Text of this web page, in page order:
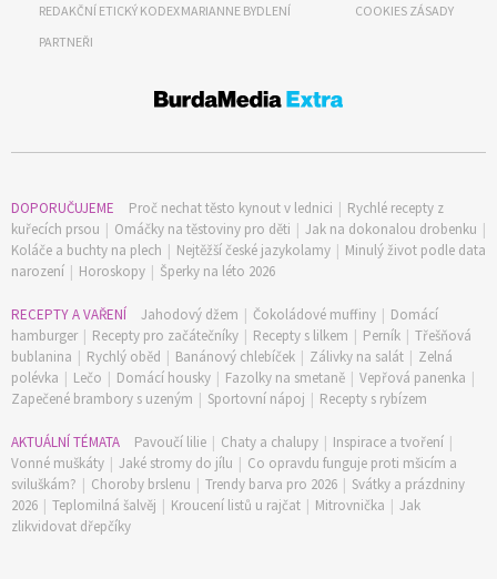
REDAKČNÍ ETICKÝ KODEX
PARTNEŘI
MARIANNE BYDLENÍ
COOKIES ZÁSADY
DOPORUČUJEME Proč nechat těsto kynout v lednici | Rychlé recepty z
kuřecích prsou | Omáčky na těstoviny pro děti | Jak na dokonalou drobenku |
Koláče a buchty na plech | Nejtěžší české jazykolamy | Minulý život podle data
narození | Horoskopy | Šperky na léto 2026
RECEPTY A VAŘENÍ Jahodový džem | Čokoládové muffiny | Domácí
hamburger | Recepty pro začátečníky | Recepty s lilkem | Perník | Třešňová
bublanina | Rychlý oběd | Banánový chlebíček | Zálivky na salát | Zelná
polévka | Lečo | Domácí housky | Fazolky na smetaně | Vepřová panenka |
Zapečené brambory s uzeným | Sportovní nápoj | Recepty s rybízem
AKTUÁLNÍ TÉMATA Pavoučí lilie | Chaty a chalupy | Inspirace a tvoření |
Vonné muškáty | Jaké stromy do jílu | Co opravdu funguje proti mšicím a
sviluškám? | Choroby brslenu | Trendy barva pro 2026 | Svátky a prázdniny
2026 | Teplomilná šalvěj | Kroucení listů u rajčat | Mitrovnička | Jak
zlikvidovat dřepčíky